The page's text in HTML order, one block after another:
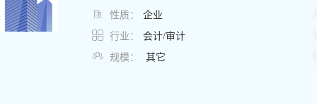
 性质： 企业
 行业： 会计/审计
 规模： 其它